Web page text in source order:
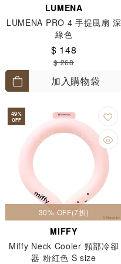
LUMENA
LUMENA PRO 4 手提風扇 深
綠色
$ 148
$ 268
加入購物袋
49%
OFF
30% OFF(7折)
MIFFY
Miffy Neck Cooler 頸部冷卻
器 粉紅色 S size